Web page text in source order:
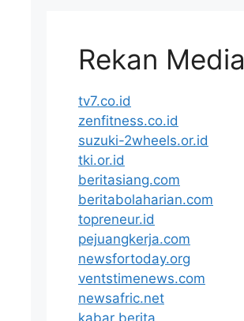
Rekan Media
tv7.co.id
zenfitness.co.id
suzuki-2wheels.or.id
tki.or.id
beritasiang.com
beritabolaharian.com
topreneur.id
pejuangkerja.com
newsfortoday.org
ventstimenews.com
newsafric.net
kabar berita